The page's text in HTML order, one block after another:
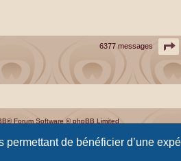
de bénéficier d’une
6377 messages
® Forum Software © phpBB Limited